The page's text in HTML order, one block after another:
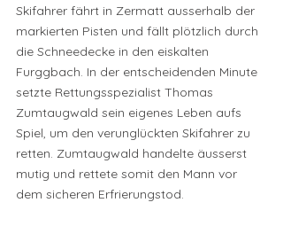
Skifahrer fährt in Zermatt ausserhalb der
markierten Pisten und fällt plötzlich durch
die Schneedecke in den eiskalten
Furggbach. In der entscheidenden Minute
setzte Rettungsspezialist Thomas
Zumtaugwald sein eigenes Leben aufs
Spiel, um den verunglückten Skifahrer zu
retten. Zumtaugwald handelte äusserst
mutig und rettete somit den Mann vor
dem sicheren Erfrierungstod.